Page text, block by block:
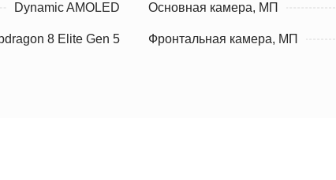
Dynamic AMOLED
8 Elite Gen 5
Основная камера, МП
Фронтальная камера, МП